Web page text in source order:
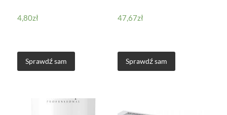
4,80zł
Sprawdź sam
47,67zł
Sprawdź sam